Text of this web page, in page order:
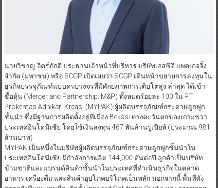
นายวิชาญ จิตร์ภักดี ประธานเจ้าหน้าที่บริหาร บริษัทเอสซีจี แพคเกจจิ้ง
จำกัด (มหาชน) หรือ SCGP เปิดเผยว่า SCGP เดินหน้าขยายการลงทุนใน
ธุรกิจบรรจุภัณฑ์แบบครบวงจรที่มีศักยภาพการเติบโตสูง ล่าสุด ได้เข้า
ซื้อหุ้น (Merger and Partnership: M&P) ทั้งหมดร้อยละ 100 ใน PT
Prokemas Adhikari Kreasi (MYPAK) ผู้ผลิตบรรจุภัณฑ์กระดาษลูกฟูก
ชั้นนำ ซึ่งมีฐานการผลิตตั้งอยู่ที่เมือง Bekasi ทางตะวันตกของเกาะชวา
ประเทศอินโดนีเซีย โดยใช้เงินลงทุน 467 พันล้านรูเปียห์ (ประมาณ 981
ล้านบาท)
MYPAK เป็นหนึ่งในบริษัทผู้ผลิตบรรจุภัณฑ์กระดาษลูกฟูกชั้นนำใน
ประเทศอินโดนีเซีย มีกำลังการผลิต 144,000 ตันต่อปี ลูกค้าเป็นบริษัท
ข้ามชาติและแบรนด์สินค้าชั้นนำในประเทศที่ดำเนินธุรกิจในตลาด
อาหาร เครื่องดื่ม และสินค้าอุปโภคบริโภคเป็นหลัก นอกจากนี้ พื้นที่ดัง